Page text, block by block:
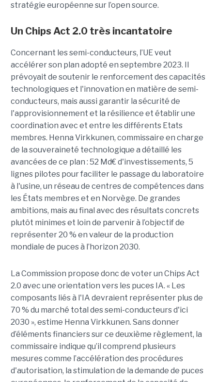
stratégie européenne sur l’open source.
Un Chips Act 2.0 très incantatoire
Concernant les semi-conducteurs, l’UE veut
accélérer son plan adopté en septembre 2023. Il
prévoyait de soutenir le renforcement des capacités
technologiques et l'innovation en matière de semi-
conducteurs, mais aussi garantir la sécurité de
l'approvisionnement et la résilience et établir une
coordination avec et entre les différents Etats
membres. Henna Virkkunen, commissaire en charge
de la souveraineté technologique a détaillé les
avancées de ce plan : 52 Md€ d'investissements, 5
lignes pilotes pour faciliter le passage du laboratoire
à l'usine, un réseau de centres de compétences dans
les États membres et en Norvège. De grandes
ambitions, mais au final avec des résultats concrets
plutôt minimes et loin de parvenir à l’objectif de
représenter 20 % en valeur de la production
mondiale de puces à l’horizon 2030.
La Commission propose donc de voter un Chips Act
2.0 avec une orientation vers les puces IA. « Les
composants liés à l'IA devraient représenter plus de
70 % du marché total des semi-conducteurs d'ici
2030 », estime Henna Virkkunen. Sans donner
d’éléments financiers sur ce deuxième règlement, la
commissaire indique qu’il comprend plusieurs
mesures comme l’accélération des procédures
d'autorisation, la stimulation de la demande de puces